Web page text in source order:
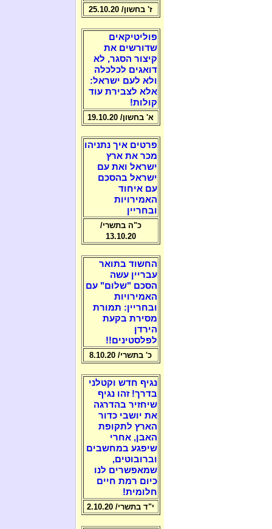
ז' בחשון/ 25.10.20
פוליטיקאים
שדורשים את
קיצור הסגר, לא
דואגים לכלכלה
ולא לעם ישראל:
אלא לצבירת עוד
קולות!
א' בחשון/ 19.10.20
פרטים איך נתניהו
מכר את ארץ
ישראל ואת עם
ישראל בהסכם
עם איחוד
האמירויות
ובחריין
כ"ה בתשרי/
13.10.20
החשוד בתואר
עבריין עשה
הסכם "שלום" עם
האמירויות
ובחריין: תמורת
מסירת בקעת
הירדן
לפלסטינים!!
כ' בתשרי/ 8.10.20
נגיף חדש וקטלני
בדרך! זהו נגיף
שיחזיר בהדרגה
את יושבי כדור
הארץ לתקופת
האבן, אחרי
שיפגע במחשבים
וברובוטים,
שמאפשרים לנו
כיום רמת חיים
חלומית!
י"ד בתשרי/ 2.10.20